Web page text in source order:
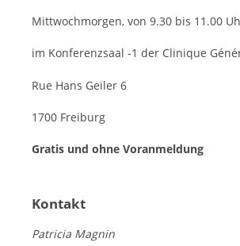
Mittwochmorgen, von 9.30 bis 11.00
im Konferenzsaal -1 der Clinique
Rue Hans Geiler 6
1700 Freiburg
Gratis und ohne Voranmeldung
Kontakt
Patricia Magnin